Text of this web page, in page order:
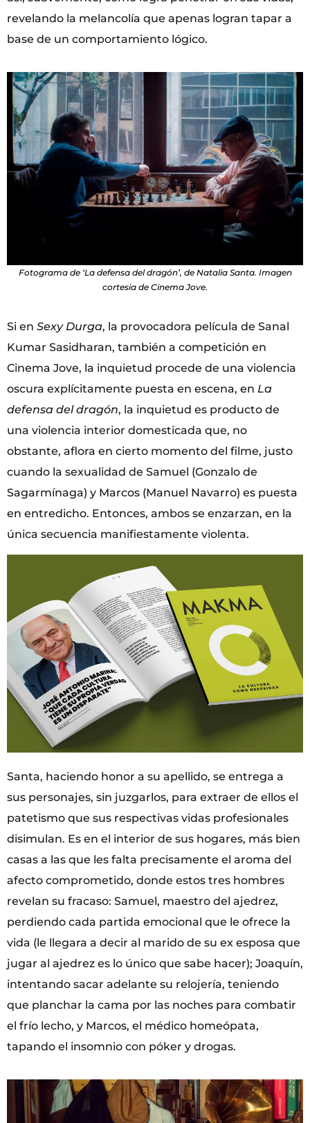
revelando la melancolía que apenas logran tapar a
base de un comportamiento lógico.
Fotograma de ‘La defensa del dragón’, de Natalia Santa. Imagen
cortesia de Cinema Jove.
Si en Sexy Durga, la provocadora película de Sanal
Kumar Sasidharan, también a competición en
Cinema Jove, la inquietud procede de una violencia
oscura explícitamente puesta en escena, en La
defensa del dragón, la inquietud es producto de
una violencia interior domesticada que, no
obstante, aflora en cierto momento del filme, justo
cuando la sexualidad de Samuel (Gonzalo de
Sagarmínaga) y Marcos (Manuel Navarro) es puesta
en entredicho. Entonces, ambos se enzarzan, en la
única secuencia manifiestamente violenta.
Santa, haciendo honor a su apellido, se entrega a
sus personajes, sin juzgarlos, para extraer de ellos el
patetismo que sus respectivas vidas profesionales
disimulan. Es en el interior de sus hogares, más bien
casas a las que les falta precisamente el aroma del
afecto comprometido, donde estos tres hombres
revelan su fracaso: Samuel, maestro del ajedrez,
perdiendo cada partida emocional que le ofrece la
vida (le llegara a decir al marido de su ex esposa que
jugar al ajedrez es lo único que sabe hacer); Joaquín,
intentando sacar adelante su relojería, teniendo
que planchar la cama por las noches para combatir
el frío lecho, y Marcos, el médico homeópata,
tapando el insomnio con póker y drogas.